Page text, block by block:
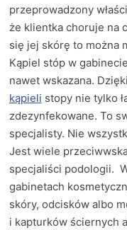
przeprowadzony
że klientka choruje na
się jej skórę to można
Kąpiel stóp w
nawet wskazana.
kąpieli stopy nie tylko
zdezynfekowane. To
specjalisty. Nie
Jest wiele
specjaliści podologii.
gabinetach
skóry, odcisków albo
i kapturków ściernych